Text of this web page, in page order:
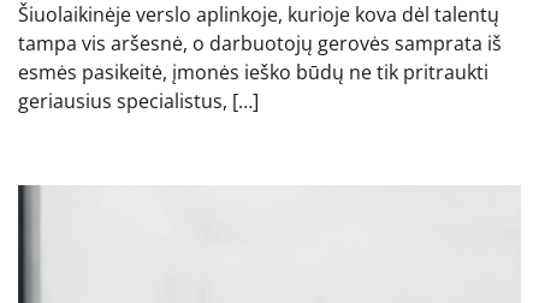
Šiuolaikinėje verslo aplinkoje, kurioje kova dėl talentų
tampa vis aršesnė, o darbuotojų gerovės samprata iš
esmės pasikeitė, įmonės ieško būdų ne tik pritraukti
geriausius specialistus, […]